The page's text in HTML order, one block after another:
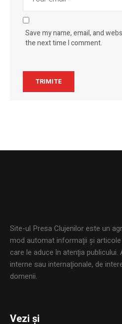
Save my name, email, and
the next time I comment.
Site-ul Presa Clujenilor este un
mod automat informaţii şi
care le aduce în atenţia
interne sau internaţionale, de
domenii.
Vezi și